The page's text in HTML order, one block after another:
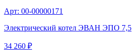
Арт: 00-00000171
Электрический котел ЭВАН ЭПО 7,5
34 260 ₽